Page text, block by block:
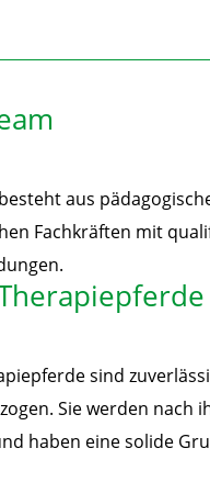
aus
Fachkräften mit
sind
Sie werden nach
haben eine solide